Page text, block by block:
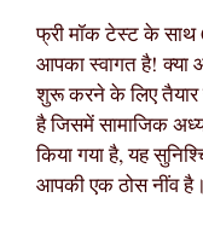
फ्री मॉक टेस्ट के
आपका स्वागत है! क्या
शुरू करने के लिए तैयार
है जिसमें सामाजिक
किया गया है, यह
आपकी एक ठोस नींव है।